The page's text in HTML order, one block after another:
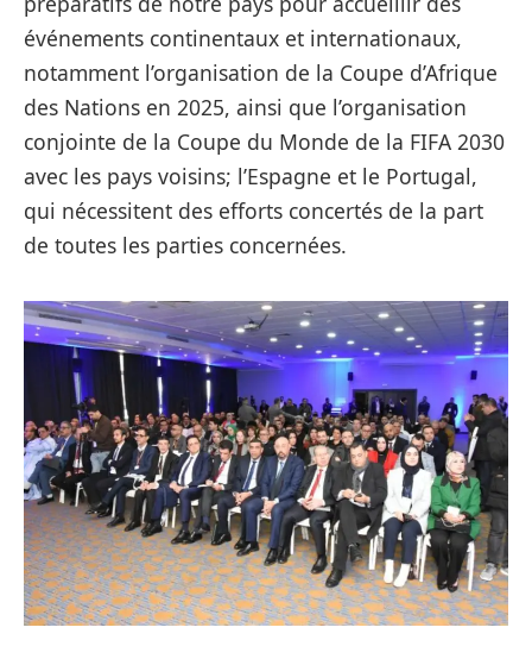
événements continentaux et internationaux,
notamment l’organisation de la Coupe d’Afrique
des Nations en 2025, ainsi que l’organisation
conjointe de la Coupe du Monde de la FIFA 2030
avec les pays voisins; l’Espagne et le Portugal,
qui nécessitent des efforts concertés de la part
de toutes les parties concernées.